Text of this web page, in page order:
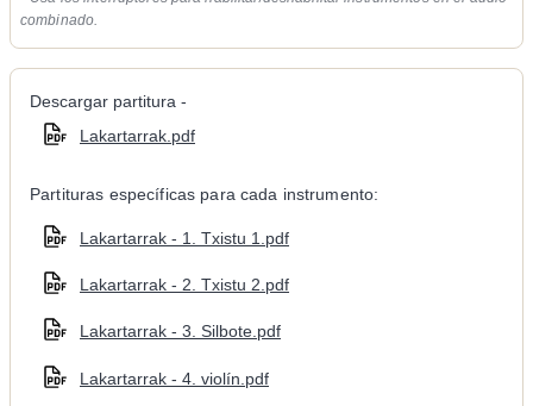
combinado.
Descargar partitura -
Lakartarrak.pdf
Partituras específicas para cada instrumento:
Lakartarrak - 1. Txistu 1.pdf
Lakartarrak - 2. Txistu 2.pdf
Lakartarrak - 3. Silbote.pdf
Lakartarrak - 4. violín.pdf